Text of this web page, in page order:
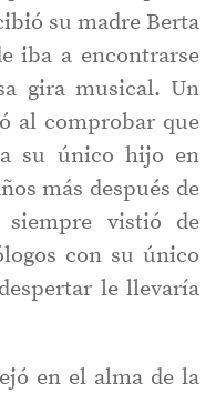
su madre Berta
iba a encontrarse
gira musical. Un
al comprobar que
su único hijo en
más después de
vistió de
con su único
le llevaría
en el alma de la